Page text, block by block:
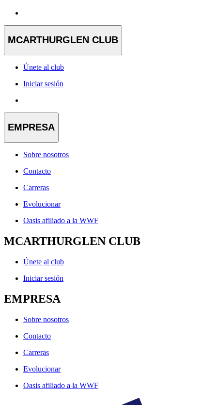
MCARTHURGLEN CLUB
Únete al club
Iniciar sesión
EMPRESA
Sobre nosotros
Contacto
Carreras
Evolucionar
Oasis afiliado a la WWF
MCARTHURGLEN CLUB
Únete al club
Iniciar sesión
EMPRESA
Sobre nosotros
Contacto
Carreras
Evolucionar
Oasis afiliado a la WWF